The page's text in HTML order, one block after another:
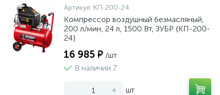
Артикул: КП-200-24
Компрессор воздушный безмасляный,
200 л/мин, 24 л, 1500 Вт, ЗУБР {КП-200-
24}
16 985 ₽ /шт
В наличии 7
- + шт